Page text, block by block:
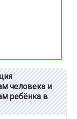
человека и
ребёнка в